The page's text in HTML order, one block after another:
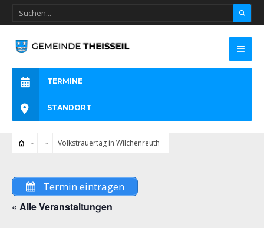
TERMINE
STANDORT
Volkstrauertag in Wilchenreuth
Termin eintragen
« Alle Veranstaltungen